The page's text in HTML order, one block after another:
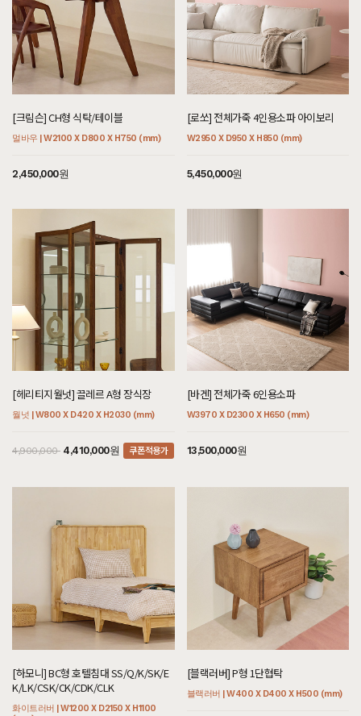
[[도르브라운] 풀오일가죽 3인용소파 풀오일머드]
8월 1일 경기 과천 엄**고객님 설치후기입니다
[[헤리티지월넛] 끌레르 식탁/테이블]
8월 1일 경기 과천 엄**고객님 설치후기입니다
8월 1일 인천 남동 추**고객님 설치후기입니다
7월 31일 경기 남양주 권**고객님 설치후기입니다
[[블랙러버] 엄청 튼튼한 책장4X2_30T]
7월 31일 경기 남양주 권**고객님 설치후기입니다
[[블랙러버] M형 라운드형 소파테이블]
7월 31일 경기 남양주 권**고객님 설치후기입니다
[[블랙러버] F형 장식장]
7월 31일 경기 남양주 권**고객님 설치후기입니다
7월 31일 경기 남양주 권**고객님 설치후기입니다
7월 31일 경기 남양주 권**고객님 설치후기입니다
7월 31일 경기 남양주 권**고객님 설치후기입니다
[[한정특가] [헤리티지월넛] X형 의자 우드]
7월 31일 서울 서초 김**고객님 설치후기입니다
[[블랙러버] 다크 V2형 책장 다크러버]
7월 31일 서울 서초 김**고객님 설치후기입니다
[[블랙러버] 다크 V1형 책장 다크러버]
7월 31일 서울 서초 김**고객님 설치후기입니다
7월 31일 서울 서초 김**고객님 주문제작 설치후기입니다
[[한정특가] [오크] V형 의자 카푸치노]
[크림슨] CH형 식탁/테이블
멀바우 | W2100 X D800 X H750 (mm)
2,450,000원
[로쏘] 전체가죽 4인용소파 아이보리
W2950 X D950 X H850 (mm)
5,450,000원
[헤리티지월넛] 끌레르 A형 장식장
월넛 | W800 X D420 X H2030 (mm)
4,900,000 4,410,000원 쿠폰적용가
[바겐] 전체가죽 6인용소파
W3970 X D2300 X H650 (mm)
13,500,000원
[하모니] BC형 호텔침대 SS/Q/K/SK/E
K/LK/CSK/CK/CDK/CLK
화이트러버 | W1200 X D2150 X H1100
[블랙러버] P형 1단협탁
블랙러버 | W400 X D400 X H500 (mm)